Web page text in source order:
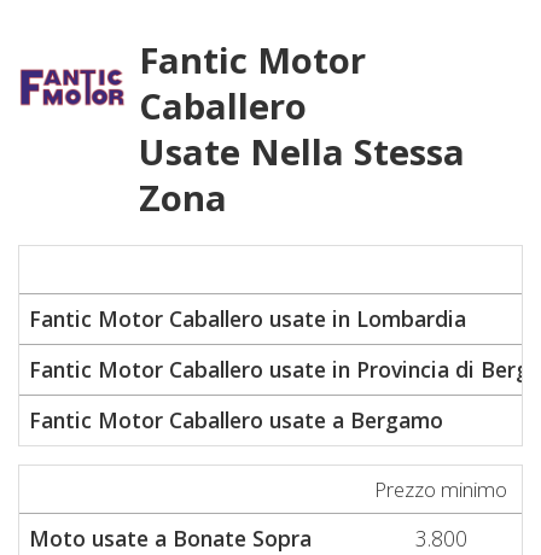
Fantic Motor
Caballero
Usate Nella Stessa
Zona
Fantic Motor Caballero usate in Lombardia
Fantic Motor Caballero usate in Provincia di
Fantic Motor Caballero usate a Bergamo
Prezzo minimo
Moto usate a Bonate Sopra
3.800